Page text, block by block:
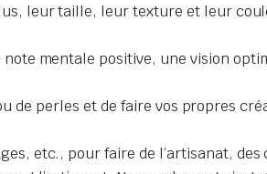
leur taille, leur texture et leur
mentale positive, une vision
de perles et de faire vos propres
etc., pour faire de l’artisanat, des